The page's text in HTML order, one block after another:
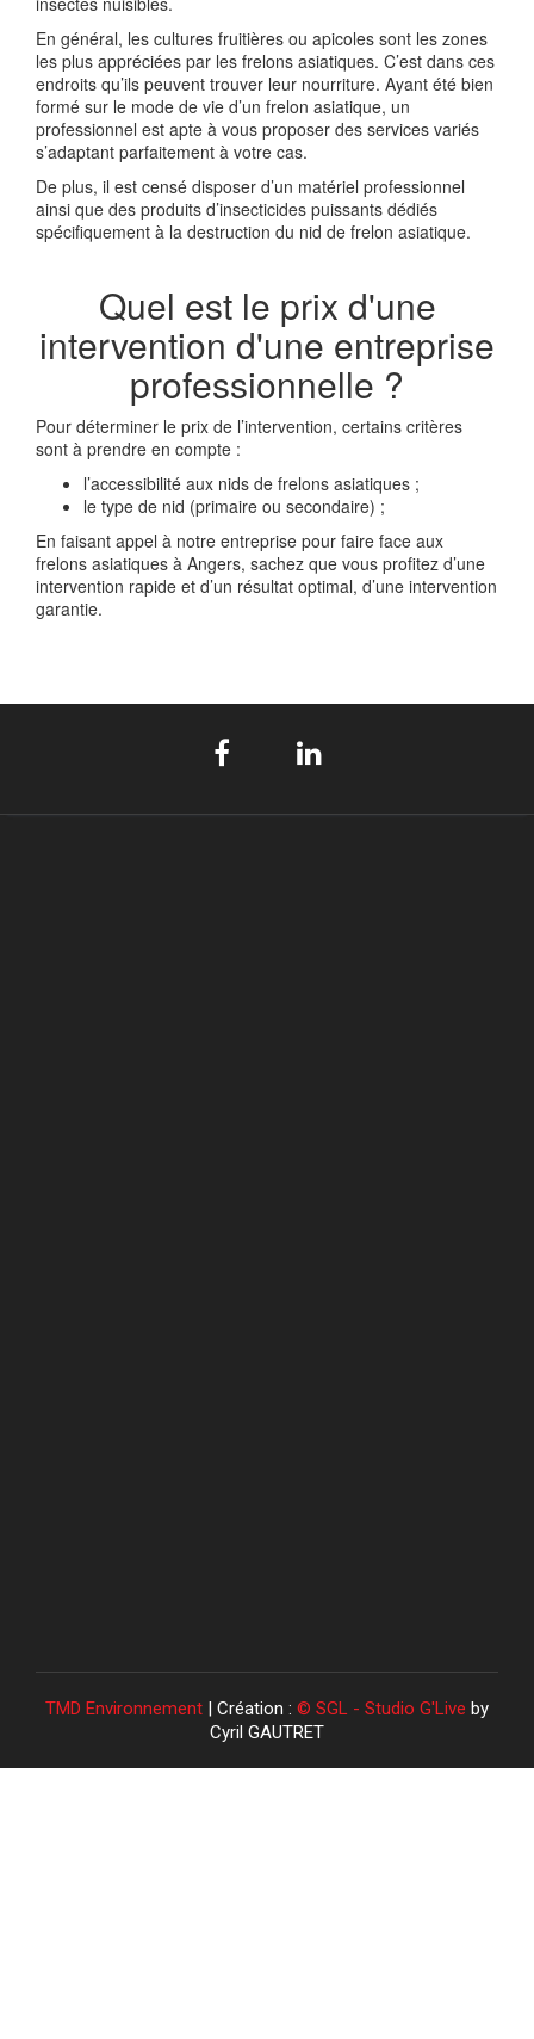
En général, les cultures fruitières ou apicoles sont les zones
les plus appréciées par les frelons asiatiques. C’est dans ces
endroits qu’ils peuvent trouver leur nourriture. Ayant été bien
formé sur le mode de vie d’un frelon asiatique, un
professionnel est apte à vous proposer des services variés
s’adaptant parfaitement à votre cas.
De plus, il est censé disposer d’un matériel professionnel
ainsi que des produits d’insecticides puissants dédiés
spécifiquement à la destruction du nid de frelon asiatique.
Quel est le prix d'une
intervention d'une entreprise
professionnelle ?
Pour déterminer le prix de l’intervention, certains critères
sont à prendre en compte :
l’accessibilité aux nids de frelons asiatiques ;
le type de nid (primaire ou secondaire) ;
En faisant appel à notre entreprise pour faire face aux
frelons asiatiques à Angers, sachez que vous profitez d’une
intervention rapide et d’un résultat optimal, d’une intervention
garantie.
TMD Environnement | Création : © SGL - Studio G'Live by
Cyril GAUTRET